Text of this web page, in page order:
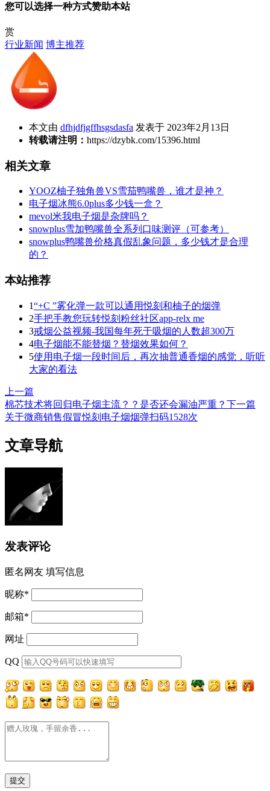
您可以选择一种方式赞助本站
赏
行业新闻 博主推荐
本文由 dfhjdfjgffhsgsdasfa 发表于 2023年2月13日
转载请注明： https://dzybk.com/15396.html
相关文章
YOOZ柚子独角兽VS雪茄鸭嘴兽，谁才是神？
电子烟冰熊6.0plus多少钱一盒？
mevol米我电子烟是杂牌吗？
snowplus雪加鸭嘴兽全系列口味测评（可参考）
snowplus鸭嘴兽价格真假乱象问题，多少钱才是合理
的？
本站推荐
1“+C ”雾化弹一款可以通用悦刻和柚子的烟弹
2手把手教您玩转悦刻粉丝社区app-relx me
3戒烟公益视频-我国每年死于吸烟的人数超300万
4电子烟能不能替烟？替烟效果如何？
5使用电子烟一段时间后，再次抽普通香烟的感觉，听听
大家的看法
上一篇
棉芯技术将回归电子烟主流？？是否还会漏油严重？ 下一篇
关于微商销售假冒悦刻电子烟烟弹扫码1528次
文章导航
发表评论
匿名网友 填写信息
昵称*
邮箱*
网址
QQ